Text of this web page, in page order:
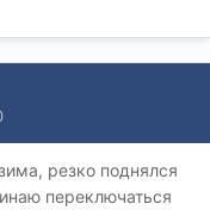
резко поднялся
переключаться